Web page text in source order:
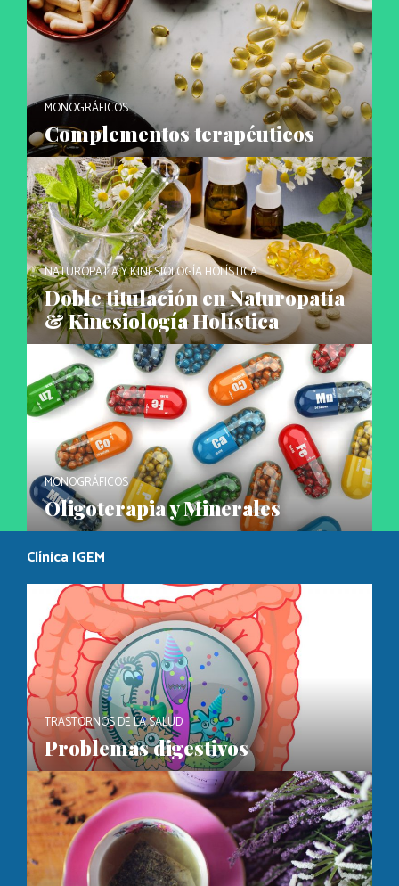
MONOGRÁFICOS
Complementos terapéuticos
NATUROPATÍA Y KINESIOLOGÍA HOLÍSTICA
Doble titulación en Naturopatía
& Kinesiología Holística
MONOGRÁFICOS
Oligoterapia y Minerales
Clínica IGEM
TRASTORNOS DE LA SALUD
Problemas digestivos